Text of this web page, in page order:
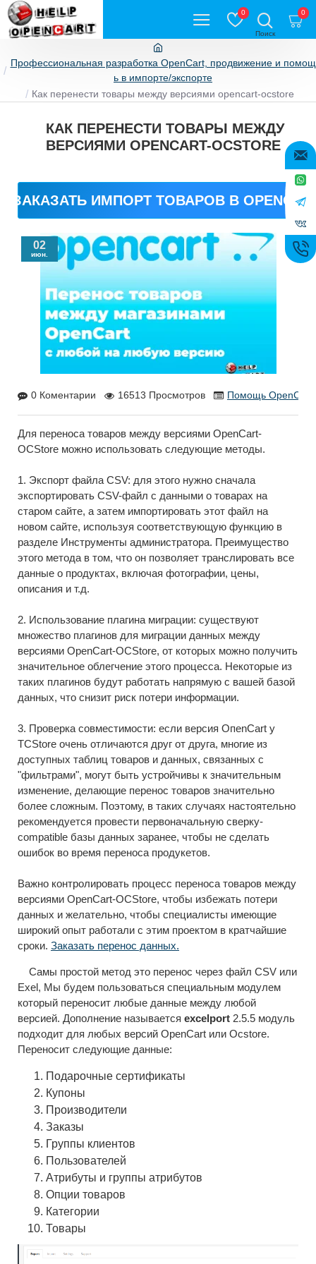
0 0
Профессиональная разработка OpenCart, продвижение и помощ
ь в импорте/экспорте
Как перенести товары между версиями opencart-ocstore
КАК ПЕРЕНЕСТИ ТОВАРЫ МЕЖДУ
ВЕРСИЯМИ OPENCART-OCSTORE
ЗАКАЗАТЬ ИМПОРТ ТОВАРОВ В
02
июн.
0 Коментарии 16513 Просмотров Помощь OpenCart
Для переноса товаров между версиями OpenCart-
OCStore можно использовать следующие методы.
1. Экспорт файла CSV: для этого нужно сначала
экспортировать CSV-файл с данными о товарах на
старом сайте, а затем импортировать этот файл на
новом сайте, используя соответствующую функцию в
разделе Инструменты администратора. Преимущество
этого метода в том, что он позволяет транслировать все
данные о продуктах, включая фотографии, цены,
описания и т.д.
2. Использование плагина миграции: существуют
множество плагинов для миграции данных между
версиями OpenCart-OCStore, от которых можно получить
значительное облегчение этого процесса. Некоторые из
таких плагинов будут работать напрямую с вашей базой
данных, что снизит риск потери информации.
3. Проверка совместимости: если версия OпenCart y
TСStore очень отличаются друг от друга, многие из
доступных таблиц товаров и данных, связанных с
"фильтрами", могут быть устройчивы к значительным
изменение, делающие перенос товаров значительно
более сложным. Поэтому, в таких случаях настоятельно
рекомендуется провести первоначальную сверку-
compatible базы данных заранее, чтобы не сделать
ошибок во время переноса продукетов.
Важно контролировать процесс переноса товаров между
версиями OpenCart-OCStore, чтобы избежать потери
данных и желательно, чтобы специалисты имеющие
широкий опыт работали с этим проектом в кратчайшие
сроки. Заказать перенос данных.
Самы простой метод это перенос через файл CSV или
Exel, Мы будем пользоваться специальным модулем
который переносит любые данные между любой
версией. Дополнение называется excelport 2.5.5 модуль
подходит для любых версий OpenCart или Ocstore.
Переносит следующие данные:
Подарочные сертификаты
Купоны
Производители
Заказы
Группы клиентов
Пользователей
Атрибуты и группы атрибутов
Опции товаров
Категории
Товары